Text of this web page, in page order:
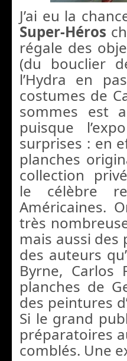
J’ai eu la
Super-Héros
régale des
(du bouclier
l’Hydra en
costumes de
sommes est
puisque
surprises : en
planches
collection
le célèbre
Américaines.
très
mais aussi des
des auteurs
Byrne, Carlos
planches de
des peintures
Si le grand
préparatoires
comblés. Une